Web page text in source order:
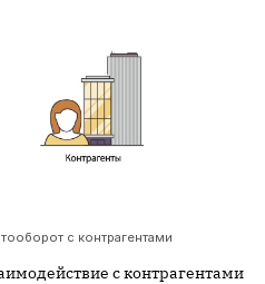
с контрагентами
с контрагентами